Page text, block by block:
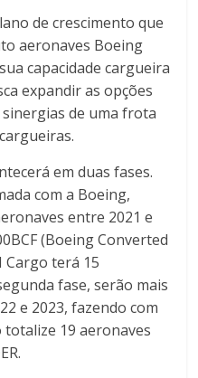
de crescimento que
aeronaves Boeing
capacidade cargueira
expandir as opções
de uma frota
em duas fases.
com a Boeing,
entre 2021 e
(Boeing Converted
Cargo terá 15
fase, serão mais
e 2023, fazendo com
19 aeronaves